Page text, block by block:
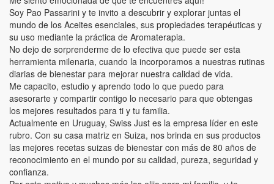
Soy Pao Passarini y te invito a descubrir y explorar juntas el
mundo de los Aceites esenciales, sus propiedades terapéuticas y
su uso mediante la práctica de Aromaterapia.
No dejo de sorprenderme de lo efectiva que puede ser esta
herramienta milenaria, cuando la incorporamos a nuestras rutinas
diarias de bienestar para mejorar nuestra calidad de vida.
Me capacito, estudio y aprendo todo lo que puedo para
asesorarte y compartir contigo lo necesario para que obtengas
los mejores resultados para ti y tu familia.
Actualmente en Uruguay, Swiss Just es la empresa líder en este
rubro. Con su casa matriz en Suiza, nos brinda en sus productos
las mejores recetas suizas de bienestar con más de 80 años de
reconocimiento en el mundo por su calidad, pureza, seguridad y
confianza.